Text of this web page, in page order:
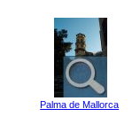
Palma de Mallorca